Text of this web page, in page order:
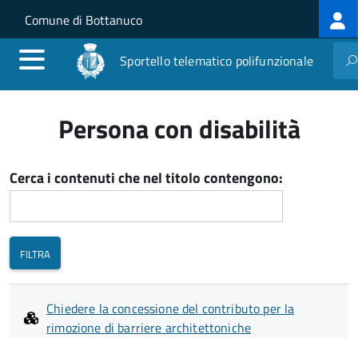
Salta al contenuto principale
Skip to site navigation
Comune di Bottanuco
Sportello telematico polifunzionale
Persona con disabilità
Cerca i contenuti che nel titolo contengono:
Chiedere la concessione del contributo per la
rimozione di barriere architettoniche